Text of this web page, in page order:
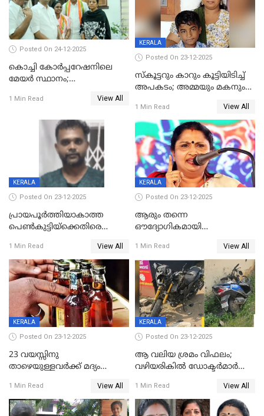
Posted On 24-12-2025
കൊച്ചി കോര്‍പ്പറേഷനിലെ
മേയര്‍ സ്ഥാനം;
രൂക്ഷം
1 Min Read View All
KERALA
Posted On 23-12-2025
സ്കൂട്ടറും കാറും കൂട്ടിയിടിച്ച്
അപകടം; അമ്മയും മകനും
ഗുരുതരാവസ്ഥയിൽ
1 Min Read View All
KERALA
Posted On 23-12-2025
പ്രായപൂർത്തിയാകാത്ത
പെൺകുട്ടിയ്ക്കെതിരെ
59 വർഷം തടവും 90,൦൦൦ രൂപ
പിഴയും ശിക്ഷ
1 Min Read View All
KERALA
Posted On 23-12-2025
ആരും തന്നെ
ഔദ്യോഗികമായി
കണ്ടെത്താൻ ഇന്ന് കോർ
കമ്മിറ്റി കൂടിയില്ല';
അതൃപ്തിയുമായി ദീപ്തി മേരി
വർഗീസ്
1 Min Read View All
KERALA
Posted On 23-12-2025
23 വയസ്സിനു
താഴെയുള്ളവർക്ക് മദ്യം
നടപടി;സ്ഥാപനങ്ങൾക്കെതിരെ
രണ്ട് കേസുകൾ
1 Min Read View All
KERALA
Posted On 23-12-2025
ആ വലിയ ശ്രമം വിഫലം;
വഴിയരികില്‍ ‌ഡോക്ടര്‍മാര്‍
മരണത്തിന് കീഴടങ്ങി
1 Min Read View All